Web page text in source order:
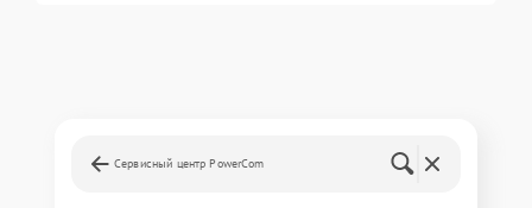
Сервисный центр PowerCom